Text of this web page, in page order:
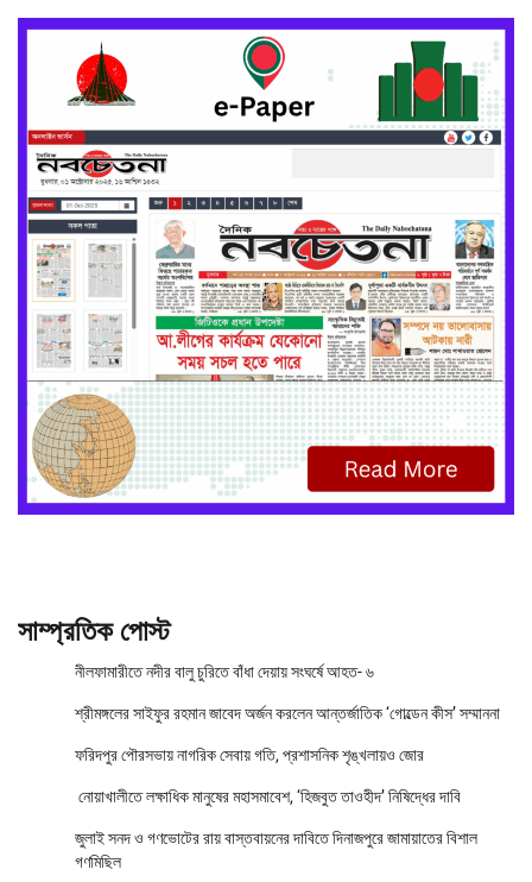
সাম্প্রতিক পোস্ট
নীলফামারীতে নদীর বালু চুরিতে বাঁধা দেয়ায় সংঘর্ষে আহত- ৬
শ্রীমঙ্গলের সাইফুর রহমান জাবেদ অর্জন করলেন আন্তর্জাতিক ‘গোল্ডেন কীস’ সম্মাননা
ফরিদপুর পৌরসভায় নাগরিক সেবায় গতি, প্রশাসনিক শৃঙ্খলায়ও জোর
নোয়াখালীতে লক্ষাধিক মানুষের মহাসমাবেশ, ‘হিজবুত তাওহীদ’ নিষিদ্ধের দাবি
জুলাই সনদ ও গণভোটের রায় বাস্তবায়নের দাবিতে দিনাজপুরে জামায়াতের বিশাল
গণমিছিল